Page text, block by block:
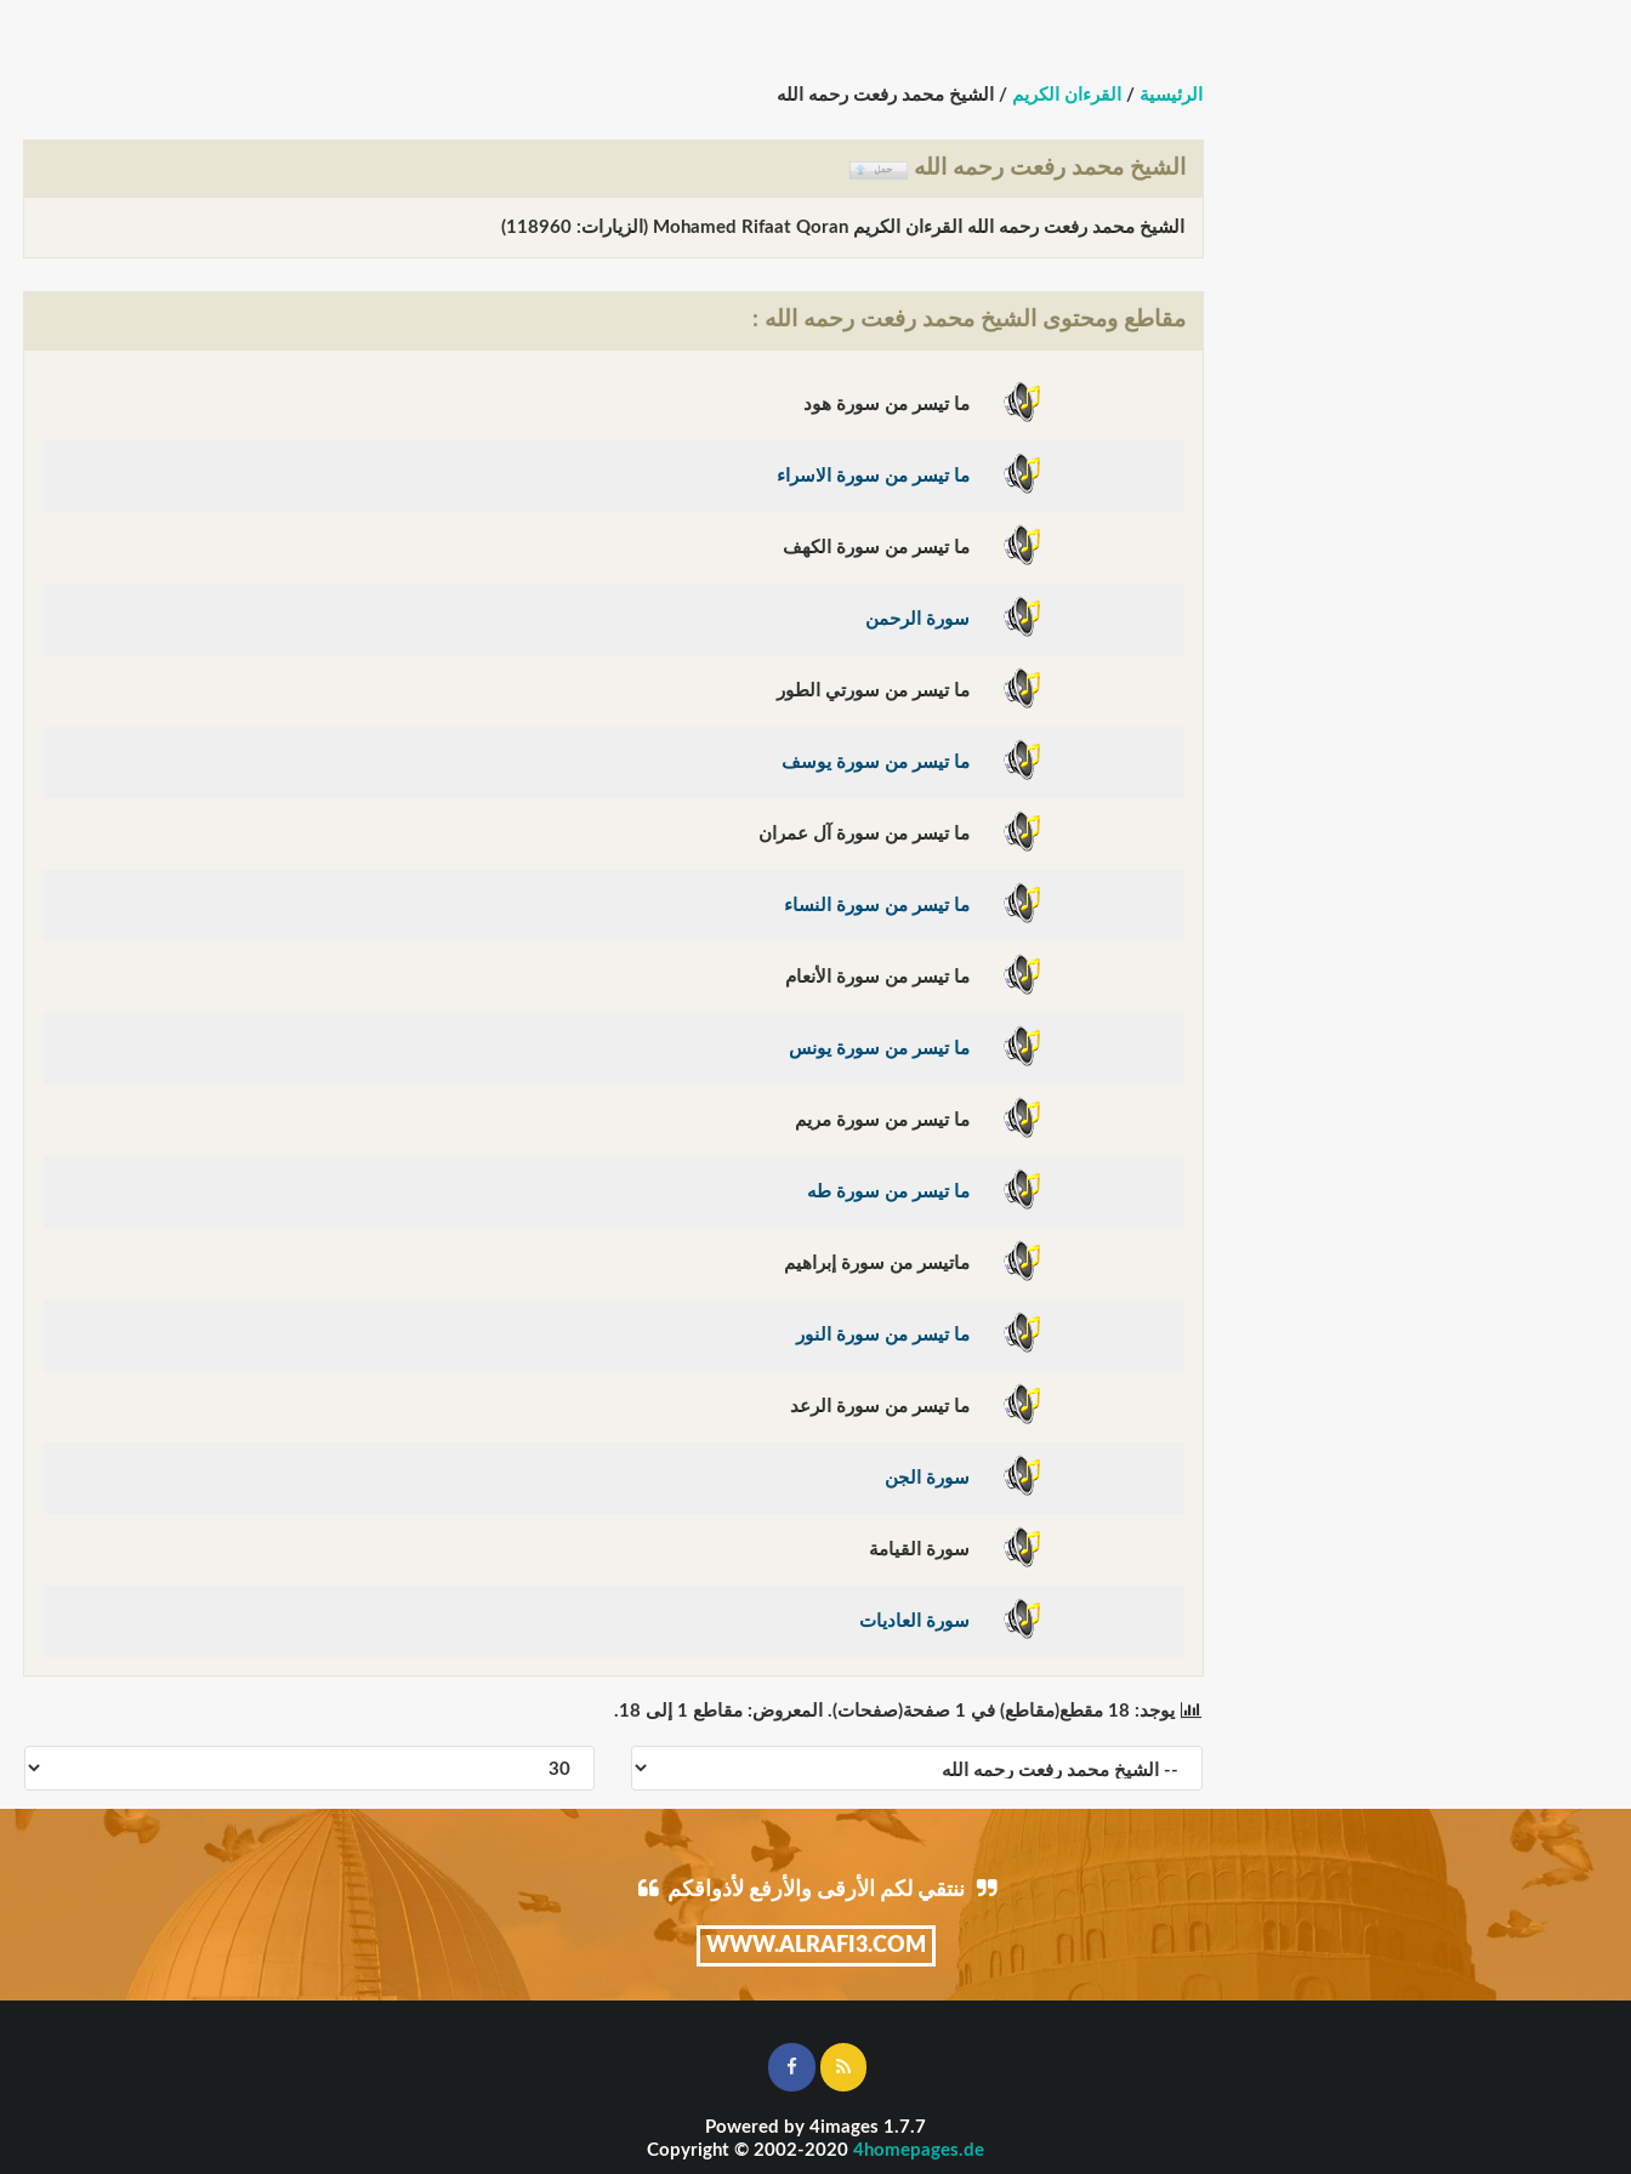
الرئيسية / القرءان الكريم / الشيخ محمد رفعت رحمه الله
الشيخ محمد رفعت رحمه الله
الشيخ محمد رفعت رحمه الله القرءان الكريم Mohamed Rifaat Qoran (الزيارات: 118960)
مقاطع ومحتوى الشيخ محمد رفعت رحمه الله :
ما تيسر من سورة هود
ما تيسر من سورة الاسراء
ما تيسر من سورة الكهف
سورة الرحمن
ما تيسر من سورتي الطور
ما تيسر من سورة يوسف
ما تيسر من سورة آل عمران
ما تيسر من سورة النساء
ما تيسر من سورة الأنعام
ما تيسر من سورة يونس
ما تيسر من سورة مريم
ما تيسر من سورة طه
ماتيسر من سورة إبراهيم
ما تيسر من سورة النور
ما تيسر من سورة الرعد
سورة الجن
سورة القيامة
سورة العاديات
يوجد: 18 مقطع(مقاطع) في 1 صفحة(صفحات). المعروض: مقاطع 1 إلى 18.
ننتقي لكم الأرقى والأرفع لأذواقكم
WWW.ALRAFI3.COM
Powered by 4images 1.7.7
Copyright © 2002-2020 4homepages.de